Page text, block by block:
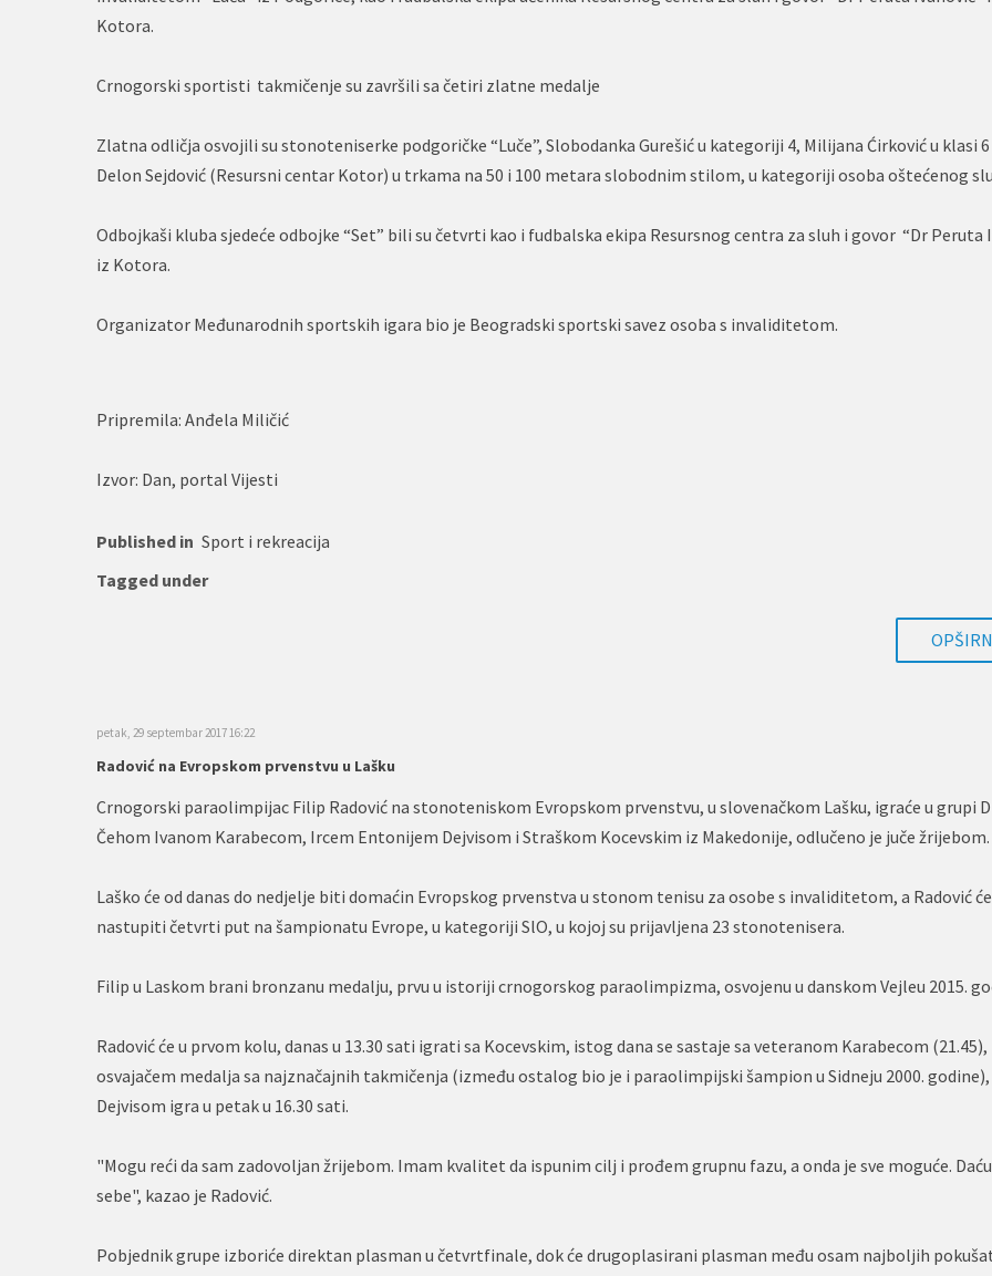
Kotora.
Crnogorski sportisti takmičenje su završili sa četiri zlatne medalje
Zlatna odličja osvojili su stonoteniserke podgoričke “Luče”, Slobodanka Gurešić u kategoriji 4, Milijana Ćirković u klasi
Delon Sejdović (Resursni centar Kotor) u trkama na 50 i 100 metara slobodnim stilom, u kategoriji osoba oštećenog
Odbojkaši kluba sjedeće odbojke “Set” bili su četvrti kao i fudbalska ekipa Resursnog centra za sluh i govor “Dr Peruta
iz Kotora.
Organizator Međunarodnih sportskih igara bio je Beogradski sportski savez osoba s invaliditetom.
Pripremila: Anđela Miličić
Izvor: Dan, portal Vijesti
Published in Sport i rekreacija
Tagged under
petak, 29 septembar 2017 16:22
Radović na Evropskom prvenstvu u Lašku
Crnogorski paraolimpijac Filip Radović na stonoteniskom Evropskom prvenstvu, u slovenačkom Lašku, igraće u grupi
Čehom Ivanom Karabecom, Ircem Entonijem Dejvisom i Straškom Kocevskim iz Makedonije, odlučeno je juče žrijebom.
Laško će od danas do nedjelje biti domaćin Evropskog prvenstva u stonom tenisu za osobe s invaliditetom, a Radović će
nastupiti četvrti put na šampionatu Evrope, u kategoriji SlO, u kojoj su prijavljena 23 stonotenisera.
Filip u Laskom brani bronzanu medalju, prvu u istoriji crnogorskog paraolimpizma, osvojenu u danskom Vejleu 2015.
Radović će u prvom kolu, danas u 13.30 sati igrati sa Kocevskim, istog dana se sastaje sa veteranom Karabecom (21.45),
osvajačem medalja sa najznačajnih takmičenja (između ostalog bio je i paraolimpijski šampion u Sidneju 2000. godine),
Dejvisom igra u petak u 16.30 sati.
"Mogu reći da sam zadovoljan žrijebom. Imam kvalitet da ispunim cilj i prođem grupnu fazu, a onda je sve moguće.
sebe", kazao je Radović.
Pobjednik grupe izboriće direktan plasman u četvrtfinale, dok će drugoplasirani plasman među osam najboljih